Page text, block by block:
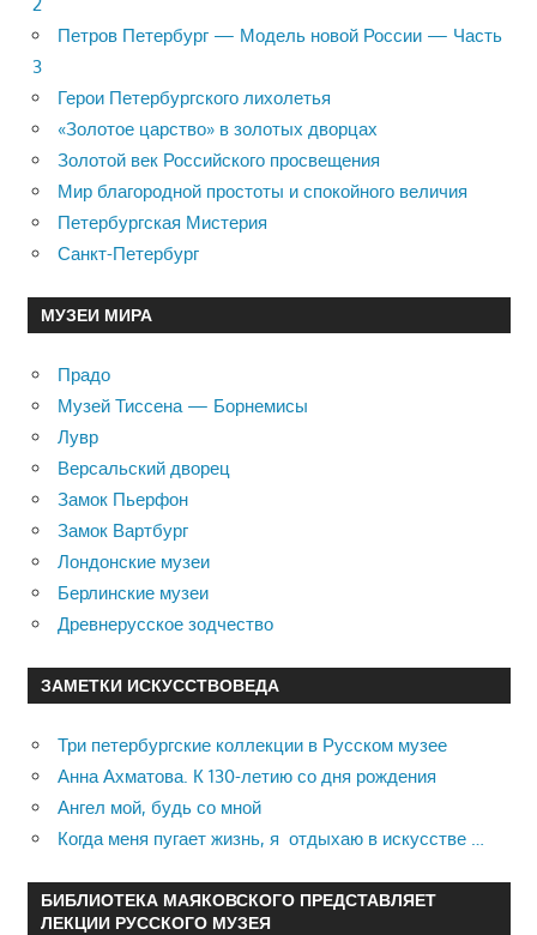
Петров Петербург — Модель новой России — Часть
3
Герои Петербургского лихолетья
«Золотое царство» в золотых дворцах
Золотой век Российского просвещения
Мир благородной простоты и спокойного величия
Петербургская Мистерия
Санкт-Петербург
МУЗЕИ МИРА
Прадо
Музей Тиссена — Борнемисы
Лувр
Версальский дворец
Замок Пьерфон
Замок Вартбург
Лондонские музеи
Берлинские музеи
Древнерусское зодчество
ЗАМЕТКИ ИСКУССТВОВЕДА
Три петербургские коллекции в Русском музее
Анна Ахматова. К 130-летию со дня рождения
Ангел мой, будь со мной
Когда меня пугает жизнь, я отдыхаю в искусстве …
БИБЛИОТЕКА МАЯКОВСКОГО ПРЕДСТАВЛЯЕТ
ЛЕКЦИИ РУССКОГО МУЗЕЯ